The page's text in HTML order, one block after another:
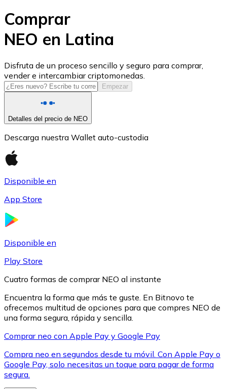
USD Coin
USDC
XRP
XRP
Comprar
NEO en Latina
Disfruta de un proceso sencillo y seguro para comprar,
vender e intercambiar criptomonedas.
Empezar
Detalles del precio de NEO
Descarga nuestra Wallet auto-custodia
Disponible en
App Store
Disponible en
Play Store
Cuatro formas de comprar NEO al instante
Encuentra la forma que más te guste. En Bitnovo te
ofrecemos multitud de opciones para que compres NEO de
una forma segura, rápida y sencilla.
Comprar neo con Apple Pay y Google Pay
Compra neo en segundos desde tu móvil. Con Apple Pay o
Google Pay, solo necesitas un toque para pagar de forma
segura.